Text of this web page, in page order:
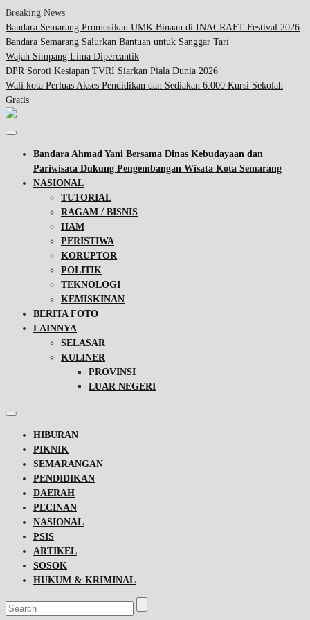
Breaking News
Bandara Semarang Promosikan UMK Binaan di INACRAFT Festival 2026
Bandara Semarang Salurkan Bantuan untuk Sanggar Tari
Wajah Simpang Lima Dipercantik
DPR Soroti Kesiapan TVRI Siarkan Piala Dunia 2026
Wali kota Perluas Akses Pendidikan dan Sediakan 6.000 Kursi Sekolah
Gratis
Bandara Ahmad Yani Bersama Dinas Kebudayaan dan
Pariwisata Dukung Pengembangan Wisata Kota Semarang
NASIONAL
TUTORIAL
RAGAM / BISNIS
HAM
PERISTIWA
KORUPTOR
POLITIK
TEKNOLOGI
KEMISKINAN
BERITA FOTO
LAINNYA
SELASAR
KULINER
PROVINSI
LUAR NEGERI
HIBURAN
PIKNIK
SEMARANGAN
PENDIDIKAN
DAERAH
PECINAN
NASIONAL
PSIS
ARTIKEL
SOSOK
HUKUM & KRIMINAL